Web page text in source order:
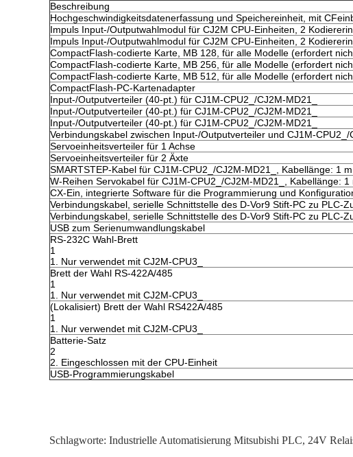
Beschreibung
Hochgeschwindigkeitsdatenerfassung und Speichereinheit, mit
Impuls Input-/Outputwahlmodul für CJ2M CPU-Einheiten, 2
Impuls Input-/Outputwahlmodul für CJ2M CPU-Einheiten, 2
CompactFlash-codierte Karte, MB 128, für alle Modelle (erfordert
CompactFlash-codierte Karte, MB 256, für alle Modelle (erfordert
CompactFlash-codierte Karte, MB 512, für alle Modelle (erfordert
CompactFlash-PC-Kartenadapter
Input-/Outputverteiler (40-pt.) für CJ1M-CPU2_/CJ2M-MD21_
Input-/Outputverteiler (40-pt.) für CJ1M-CPU2_/CJ2M-MD21_
Input-/Outputverteiler (40-pt.) für CJ1M-CPU2_/CJ2M-MD21_
Verbindungskabel zwischen Input-/Outputverteiler und CJ1M-
Servoeinheitsverteiler für 1 Achse
Servoeinheitsverteiler für 2 Äxte
SMARTSTEP-Kabel für CJ1M-CPU2_/CJ2M-MD21_, Kabellänge: 1 m
W-Reihen Servokabel für CJ1M-CPU2_/CJ2M-MD21_, Kabellänge: 1
CX-Ein, integrierte Software für die Programmierung und
Verbindungskabel, serielle Schnittstelle des D-Vor9 Stift-PC zu PLC-
Verbindungskabel, serielle Schnittstelle des D-Vor9 Stift-PC zu PLC-
USB zum Serienumwandlungskabel
RS-232C Wahl-Brett
1
1. Nur verwendet mit CJ2M-CPU3_
Brett der Wahl RS-422A/485
1
1. Nur verwendet mit CJ2M-CPU3_
(Lokalisiert) Brett der Wahl RS422A/485
1
1. Nur verwendet mit CJ2M-CPU3_
Batterie-Satz
2
2. Eingeschlossen mit der CPU-Einheit
USB-Programmierungskabel
Schlagworte: Industrielle Automatisierung Mitsubishi PLC, 24V